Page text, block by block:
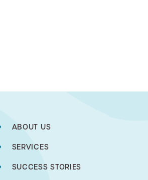
ABOUT US
SERVICES
SUCCESS STORIES